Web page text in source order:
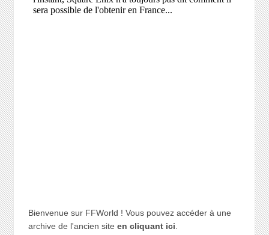
Bienvenue sur FFWorld ! Vous pouvez accéder à une
archive de l'ancien site en cliquant ici.